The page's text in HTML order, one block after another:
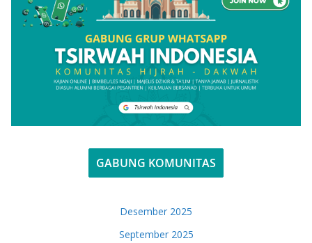
GABUNG KOMUNITAS
Desember 2025
September 2025